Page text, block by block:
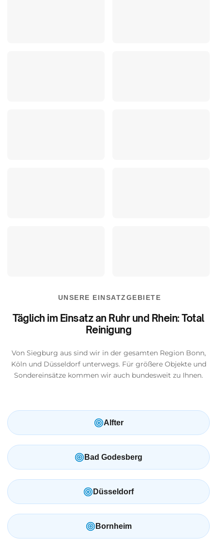
UNSERE EINSATZGEBIETE
Täglich im Einsatz an Ruhr und Rhein: Total
Reinigung
Von Siegburg aus sind wir in der gesamten Region Bonn,
Köln und Düsseldorf unterwegs. Für größere Objekte und
Sondereinsätze kommen wir auch bundesweit zu Ihnen.
Alfter
Bad Godesberg
Düsseldorf
Bornheim